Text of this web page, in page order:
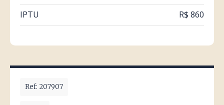
IPTU
R$ 860
Ref: 207907